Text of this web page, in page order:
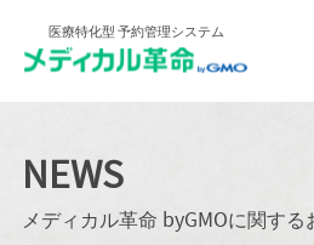
医療特化型 予約管理システム
NEWS
メディカル革命 byGMOに関す